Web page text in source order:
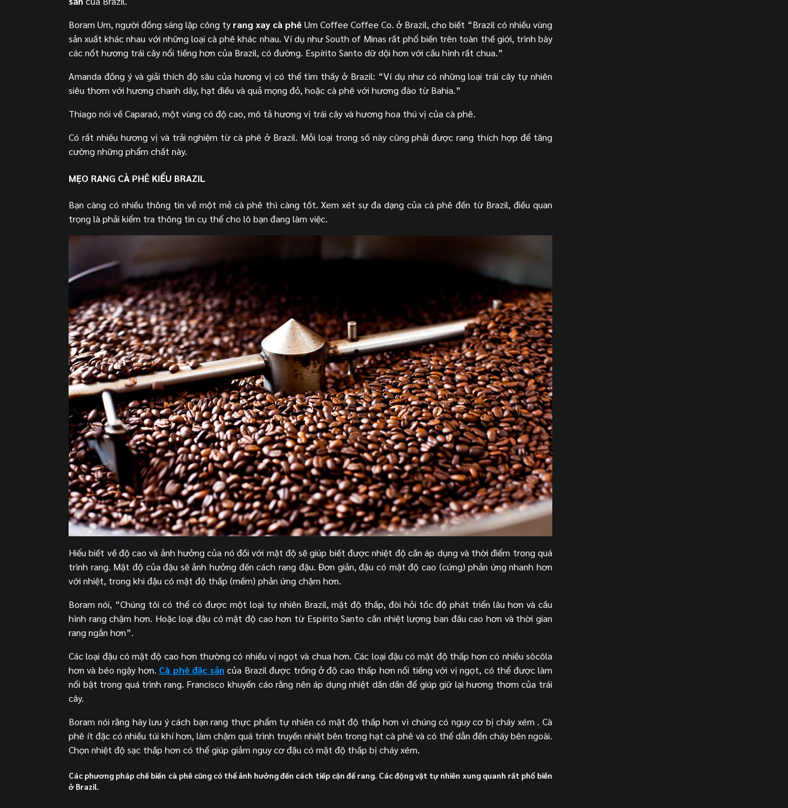
Boram Um, người đồng sáng lập công ty rang xay cà phê Um Coffee Coffee Co. ở Brazil, cho biết “Brazil có nhiều vùng
sản xuất khác nhau với những loại cà phê khác nhau. Ví dụ như South of Minas rất phổ biến trên toàn thế giới, trình bày
các nốt hương trái cây nổi tiếng hơn của Brazil, có đường. Espírito Santo dữ dội hơn với cấu hình rất chua.”
Amanda đồng ý và giải thích độ sâu của hương vị có thể tìm thấy ở Brazil: “Ví dụ như có những loại trái cây tự nhiên
siêu thơm với hương chanh dây, hạt điều và quả mọng đỏ, hoặc cà phê với hương đào từ Bahia.”
Thiago nói về Caparaó, một vùng có độ cao, mô tả hương vị trái cây và hương hoa thú vị của cà phê.
Có rất nhiều hương vị và trải nghiệm từ cà phê ở Brazil. Mỗi loại trong số này cũng phải được rang thích hợp để tăng
cường những phẩm chất này.
MẸO RANG CÀ PHÊ KIỂU BRAZIL
Bạn càng có nhiều thông tin về một mẻ cà phê thì càng tốt. Xem xét sự đa dạng của cà phê đến từ Brazil, điều quan
trọng là phải kiểm tra thông tin cụ thể cho lô bạn đang làm việc.
Hiểu biết về độ cao và ảnh hưởng của nó đối với mật độ sẽ giúp biết được nhiệt độ cần áp dụng và thời điểm trong quá
trình rang. Mật độ của đậu sẽ ảnh hưởng đến cách rang đậu. Đơn giản, đậu có mật độ cao (cứng) phản ứng nhanh hơn
với nhiệt, trong khi đậu có mật độ thấp (mềm) phản ứng chậm hơn.
Boram nói, “Chúng tôi có thể có được một loại tự nhiên Brazil, mật độ thấp, đòi hỏi tốc độ phát triển lâu hơn và cấu
hình rang chậm hơn. Hoặc loại đậu có mật độ cao hơn từ Espírito Santo cần nhiệt lượng ban đầu cao hơn và thời gian
rang ngắn hơn”.
Các loại đậu có mật độ cao hơn thường có nhiều vị ngọt và chua hơn. Các loại đậu có mật độ thấp hơn có nhiều sôcôla
hơn và béo ngậy hơn. Cà phê đặc sản của Brazil được trồng ở độ cao thấp hơn nổi tiếng với vị ngọt, có thể được làm
nổi bật trong quá trình rang. Francisco khuyến cáo rằng nên áp dụng nhiệt dần dần để giúp giữ lại hương thơm của trái
cây.
Boram nói rằng hãy lưu ý cách bạn rang thực phẩm tự nhiên có mật độ thấp hơn vì chúng có nguy cơ bị cháy xém . Cà
phê ít đặc có nhiều túi khí hơn, làm chậm quá trình truyền nhiệt bên trong hạt cà phê và có thể dẫn đến cháy bên ngoài.
Chọn nhiệt độ sạc thấp hơn có thể giúp giảm nguy cơ đậu có mật độ thấp bị cháy xém.
Các phương pháp chế biến cà phê cũng có thể ảnh hưởng đến cách tiếp cận để rang. Các động vật tự nhiên xung quanh rất phổ biến
ở Brazil.